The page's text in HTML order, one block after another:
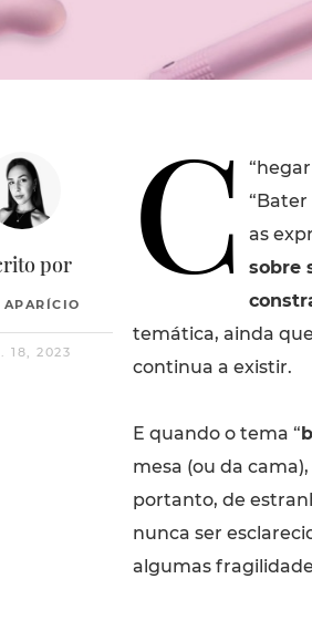
por
APARÍCIO
18, 2023
“
C hegar
“Bater
as
sobre
temática, ainda
continua a existir.
E quando o tema “
mesa (ou da
portanto, de
nunca ser
algumas